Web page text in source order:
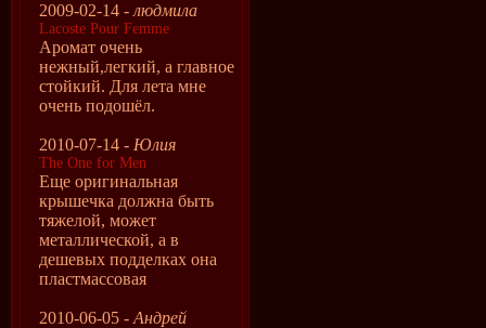
2009-02-14 - людмила
Lacoste Pour Femme
Аромат очень
нежный,легкий, а главное
стойкий. Для лета мне
очень подошёл.
2010-07-14 - Юлия
The One for Men
Еще оригинальная
крышечка должна быть
тяжелой, может
металлической, а в
дешевых подделках она
пластмассовая
2010-06-05 - Андрей